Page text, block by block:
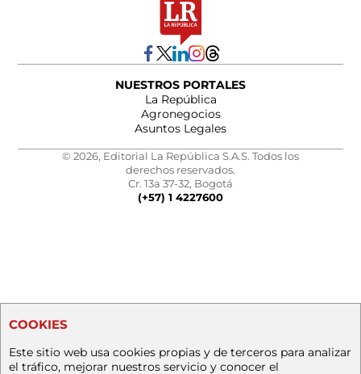
NUESTROS PORTALES
La República
Agronegocios
Asuntos Legales
© 2026, Editorial La República S.A.S. Todos los
derechos reservados.
Cr. 13a 37-32, Bogotá
(+57) 1 4227600
COOKIES
Este sitio web usa cookies propias y de terceros para analizar
el tráfico, mejorar nuestros servicio y conocer el